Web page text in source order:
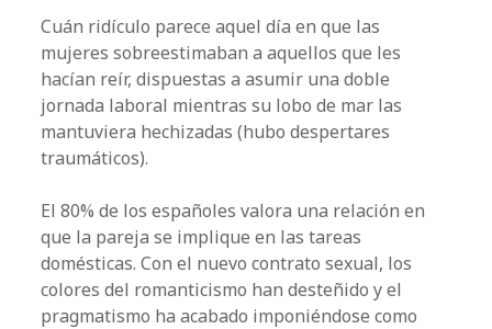
Cuán ridículo parece aquel día en que las
mujeres sobreestimaban a aquellos que les
hacían reír, dispuestas a asumir una doble
jornada laboral mientras su lobo de mar las
mantuviera hechizadas (hubo despertares
traumáticos).
El 80% de los españoles valora una relación en
que la pareja se implique en las tareas
domésticas. Con el nuevo contrato sexual, los
colores del romanticismo han desteñido y el
pragmatismo ha acabado imponiéndose como